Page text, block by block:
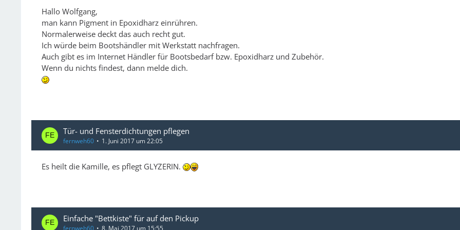
Hallo Wolfgang,
man kann Pigment in Epoxidharz einrühren.
Normalerweise deckt das auch recht gut.
Ich würde beim Bootshändler mit Werkstatt nachfragen.
Auch gibt es im Internet Händler für Bootsbedarf bzw. Epoxidharz und Zubehör.
Wenn du nichts findest, dann melde dich.
Tür- und Fensterdichtungen pflegen
fernweh60 1. Juni 2017 um 22:05
Es heilt die Kamille, es pflegt GLYZERIN.
Einfache "Bettkiste" für auf den Pickup
fernweh60 8. Mai 2017 um 15:55